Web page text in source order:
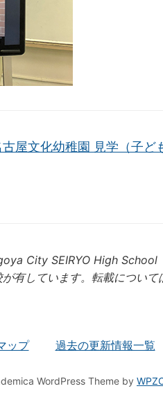
古屋文化幼稚園 見学（子ど
City SEIRYO High School
有しています。転載について
ップ 過去の更新情報一覧
WordPress Theme by